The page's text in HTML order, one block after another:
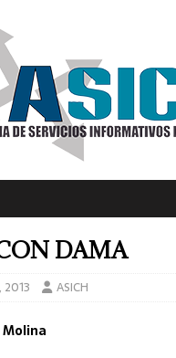
DAMA
ASICH